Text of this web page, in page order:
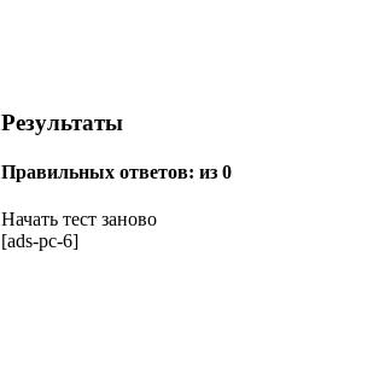
Результаты
Правильных ответов: из 0
Начать тест заново
[ads-pc-6]